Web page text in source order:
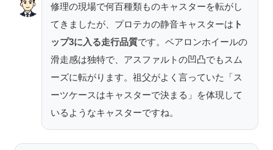
修理の現場で何百種類ものキャスターを転がし
てきましたが、プロテカの静音キャスターは ト
ップ3に入る走行品質です。ベアロンホイールの
滑走感は独特で、アスファルトの凹凸でもスム
ーズに転がります。祖父がよく言っていた「ス
ーツケースはキャスターで決まる」を体現して
いるようなキャスターですね。